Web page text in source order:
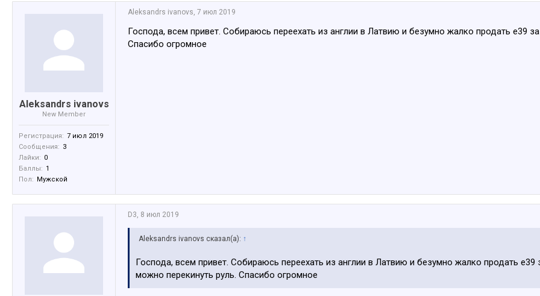
Aleksandrs ivanovs
New Member
Регистрация: 7 июл 2019
Сообщения: 3
Лайки: 0
Баллы: 1
Пол: Мужской
Aleksandrs ivanovs, 7 июл 2019
Господа, всем привет. Собираюсь переехать из англии в Латвию и безумно жалко продать е39
Спасибо огромное
D3, 8 июл 2019
Aleksandrs ivanovs сказал(а): ↑
Господа, всем привет. Собираюсь переехать из англии в Латвию и безумно жалко продать е39
можно перекинуть руль. Спасибо огромное